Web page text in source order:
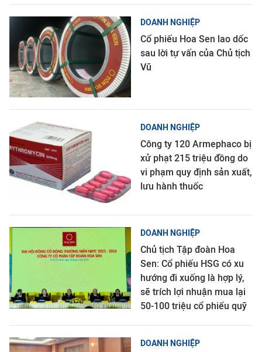
DOANH NGHIỆP
Cổ phiếu Hoa Sen lao dốc
sau lời tự vấn của Chủ tịch
Vũ
DOANH NGHIỆP
Công ty 120 Armephaco bị
xử phạt 215 triệu đồng do
vi phạm quy định sản xuất,
lưu hành thuốc
DOANH NGHIỆP
Chủ tịch Tập đoàn Hoa
Sen: Cổ phiếu HSG có xu
hướng đi xuống là hợp lý,
sẽ trích lợi nhuận mua lại
50-100 triệu cổ phiếu quỹ
DOANH NGHIỆP